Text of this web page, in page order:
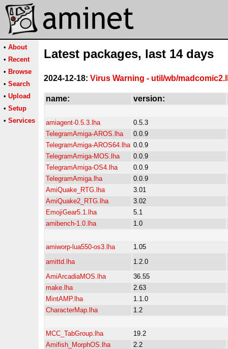
• About
• Recent
• Browse
• Search
• Upload
• Setup
• Services
Latest packages, last 14 days
2024-12-18: Virus Warning - util/wb/
name: version:
amiagent-0.5.3.lha
0.5.3
TelegramAmiga-AROS.lha
0.0.9
TelegramAmiga-AROS64.lha 0.0.9
TelegramAmiga-MOS.lha
0.0.9
TelegramAmiga-OS4.lha
0.0.9
TelegramAmiga.lha
0.0.9
AmiQuake_RTG.lha
3.01
AmiQuake2_RTG.lha
3.02
EmojiGear5.1.lha
5.1
amibench-1.0.lha
1.0
amiworp-lua550-os3.lha
1.05
amittd.lha
1.2.0
AmiArcadiaMOS.lha
36.55
make.lha
2.63
MintAMP.lha
1.1.0
CharacterMap.lha
1.2
MCC_TabGroup.lha
19.2
Amifish_MorphOS.lha
2.2